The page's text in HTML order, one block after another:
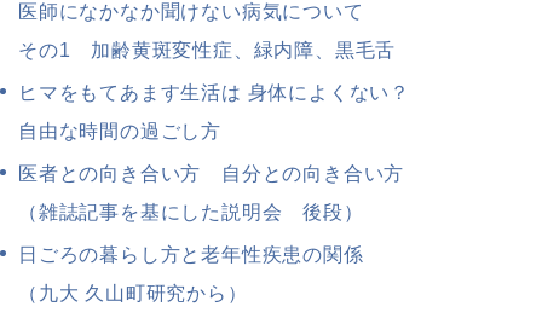
医師になかなか聞けない病気について
その1 加齢黄斑変性症、緑内障、黒毛舌
ヒマをもてあます生活は 身体によくない？
自由な時間の過ごし方
医者との向き合い方 自分との向き合い方
（雑誌記事を基にした説明会 後段）
日ごろの暮らし方と老年性疾患の関係
（九大 久山町研究から）